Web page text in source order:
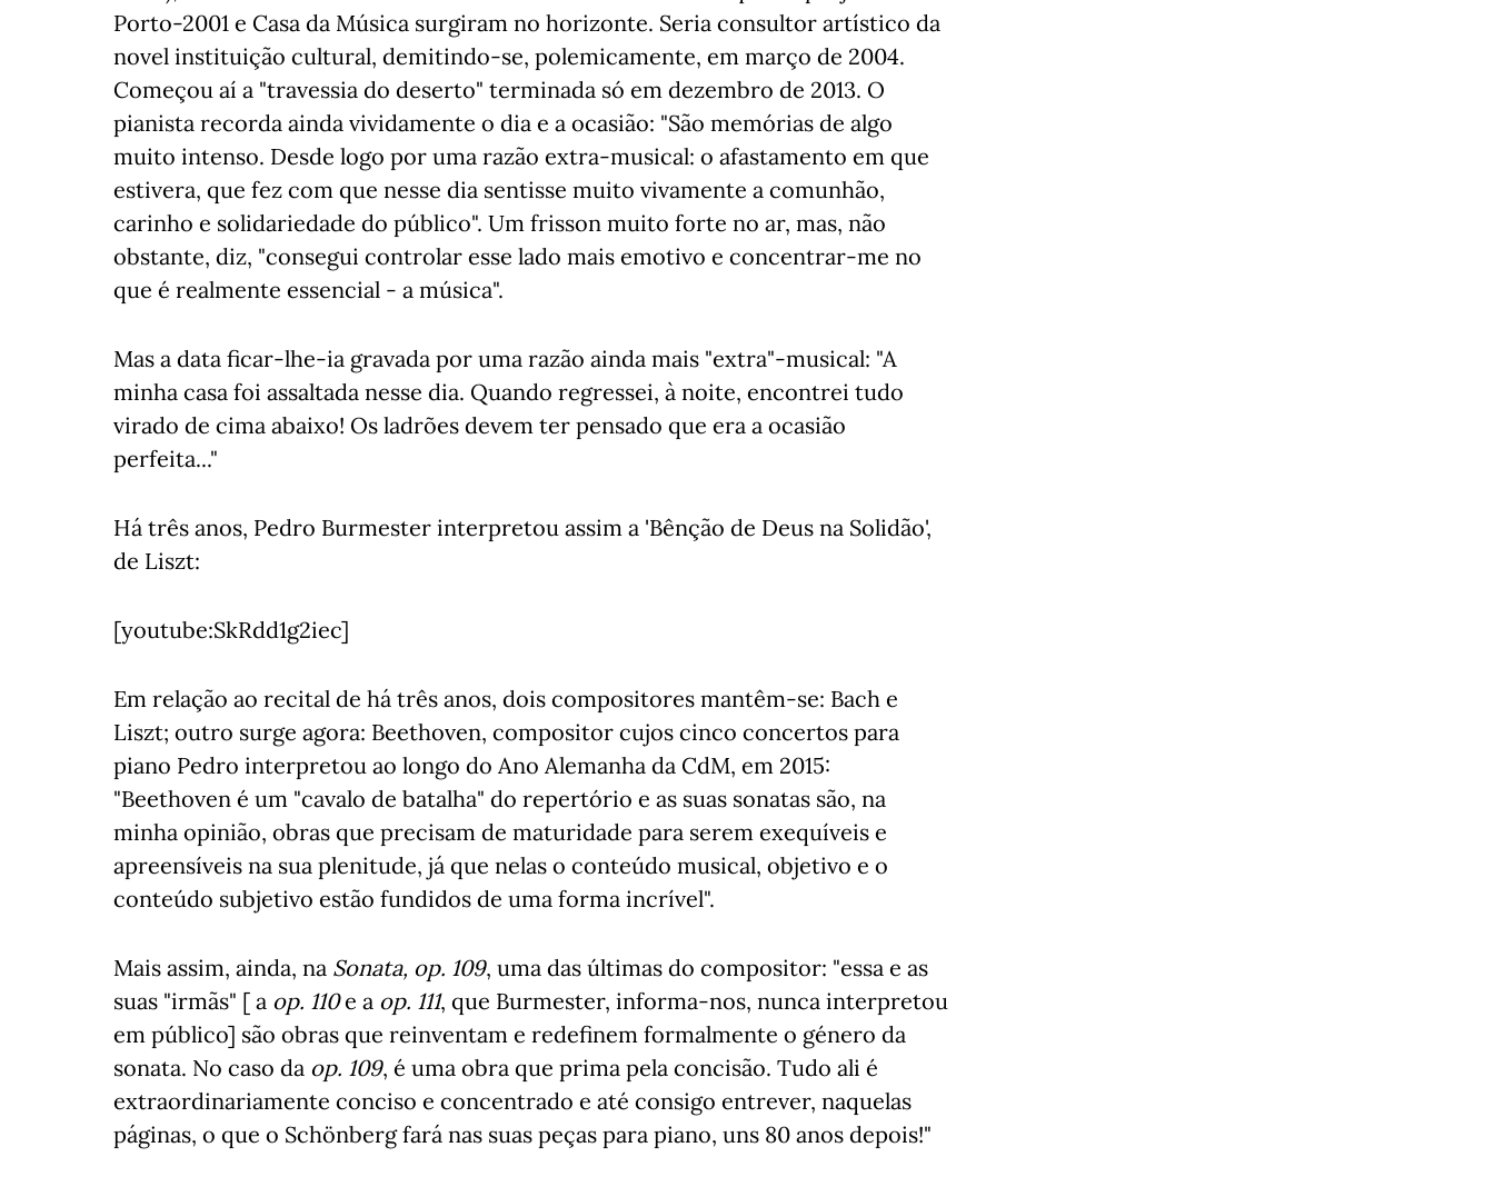
Porto-2001 e Casa da Música surgiram no horizonte. Seria consultor artístico da
novel instituição cultural, demitindo-se, polemicamente, em março de 2004.
Começou aí a "travessia do deserto" terminada só em dezembro de 2013. O
pianista recorda ainda vividamente o dia e a ocasião: "São memórias de algo
muito intenso. Desde logo por uma razão extra-musical: o afastamento em que
estivera, que fez com que nesse dia sentisse muito vivamente a comunhão,
carinho e solidariedade do público". Um frisson muito forte no ar, mas, não
obstante, diz, "consegui controlar esse lado mais emotivo e concentrar-me no
que é realmente essencial - a música".
Mas a data ficar-lhe-ia gravada por uma razão ainda mais "extra"-musical: "A
minha casa foi assaltada nesse dia. Quando regressei, à noite, encontrei tudo
virado de cima abaixo! Os ladrões devem ter pensado que era a ocasião
perfeita..."
Há três anos, Pedro Burmester interpretou assim a 'Bênção de Deus na Solidão',
de Liszt:
[youtube:SkRdd1g2iec]
Em relação ao recital de há três anos, dois compositores mantêm-se: Bach e
Liszt; outro surge agora: Beethoven, compositor cujos cinco concertos para
piano Pedro interpretou ao longo do Ano Alemanha da CdM, em 2015:
"Beethoven é um "cavalo de batalha" do repertório e as suas sonatas são, na
minha opinião, obras que precisam de maturidade para serem exequíveis e
apreensíveis na sua plenitude, já que nelas o conteúdo musical, objetivo e o
conteúdo subjetivo estão fundidos de uma forma incrível".
Mais assim, ainda, na Sonata, op. 109, uma das últimas do compositor: "essa e as
suas "irmãs" [ a op. 110e a op. 111, que Burmester, informa-nos, nunca interpretou
em público] são obras que reinventam e redefinem formalmente o género da
sonata. No caso da op. 109, é uma obra que prima pela concisão. Tudo ali é
extraordinariamente conciso e concentrado e até consigo entrever, naquelas
páginas, o que o Schönberg fará nas suas peças para piano, uns 80 anos depois!"